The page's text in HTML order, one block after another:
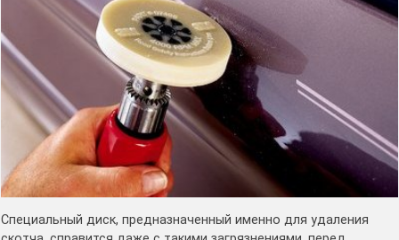
Специальный диск, предназначенный именно для удаления